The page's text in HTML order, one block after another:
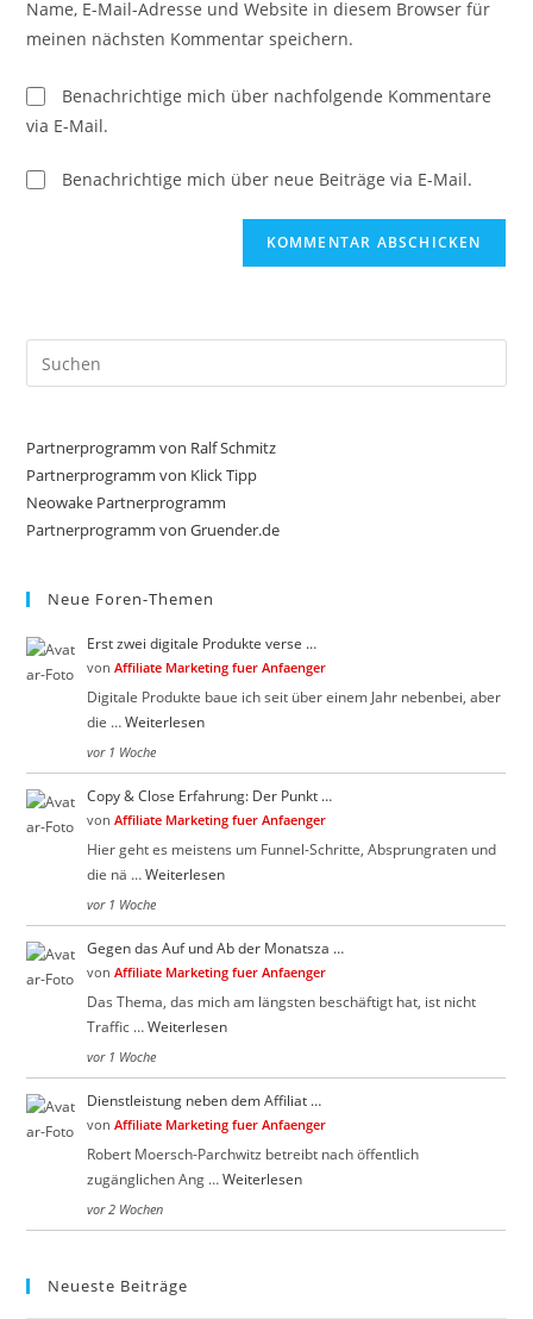
Kommentieren
ein
Name, E-Mail-Adresse und Website in diesem Browser für
meinen nächsten Kommentar speichern.
Benachrichtige mich über nachfolgende Kommentare
via E-Mail.
Benachrichtige mich über neue Beiträge via E-Mail.
Partnerprogramm von Ralf Schmitz
Partnerprogramm von Klick Tipp
Neowake Partnerprogramm
Partnerprogramm von Gruender.de
Neue Foren-Themen
Erst zwei digitale Produkte verse …
vonAffiliate Marketing fuer Anfaenger
Digitale Produkte baue ich seit über einem Jahr nebenbei, aber
die …Weiterlesen
vor 1 Woche
Copy & Close Erfahrung: Der Punkt …
vonAffiliate Marketing fuer Anfaenger
Hier geht es meistens um Funnel-Schritte, Absprungraten und
die nä …Weiterlesen
vor 1 Woche
Gegen das Auf und Ab der Monatsza …
vonAffiliate Marketing fuer Anfaenger
Das Thema, das mich am längsten beschäftigt hat, ist nicht
Traffic …Weiterlesen
vor 1 Woche
Dienstleistung neben dem Affiliat …
vonAffiliate Marketing fuer Anfaenger
Robert Moersch-Parchwitz betreibt nach öffentlich
zugänglichen Ang …Weiterlesen
vor 2 Wochen
Neueste Beiträge